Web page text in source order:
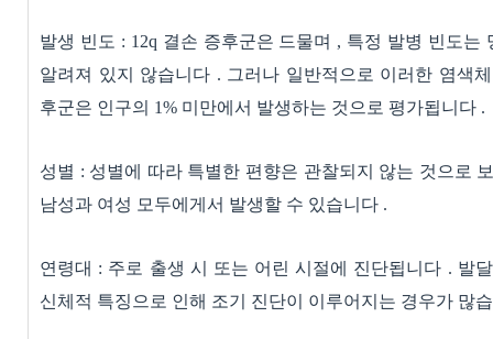
발생 빈도 : 12q 결손 증후군은 드물며 , 특정 발병 빈도는
알려져 있지 않습니다 . 그러나 일반적으로 이러한 염색
후군은 인구의 1% 미만에서 발생하는 것으로 평가됩니다 .
성별 : 성별에 따라 특별한 편향은 관찰되지 않는 것으로
남성과 여성 모두에게서 발생할 수 있습니다 .
연령대 : 주로 출생 시 또는 어린 시절에 진단됩니다 . 발
신체적 특징으로 인해 조기 진단이 이루어지는 경우가 많